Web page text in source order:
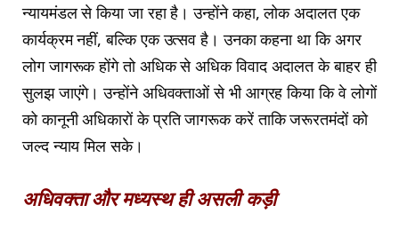
न्यायमंडल से किया जा रहा है। उन्होंने कहा, लोक अदालत एक
कार्यक्रम नहीं, बल्कि एक उत्सव है। उनका कहना था कि अगर
लोग जागरूक होंगे तो अधिक से अधिक विवाद अदालत के बाहर ही
सुलझ जाएंगे। उन्होंने अधिवक्ताओं से भी आग्रह किया कि वे लोगों
को कानूनी अधिकारों के प्रति जागरूक करें ताकि जरूरतमंदों को
जल्द न्याय मिल सके।
अधिवक्ता और मध्यस्थ ही असली कड़ी